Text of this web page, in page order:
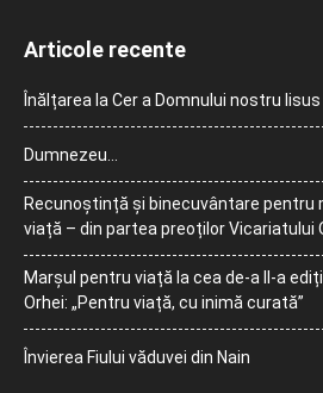
Articole recente
Înălțarea la Cer a Domnului nostru
Dumnezeu…
Recunoștință și binecuvântare pentru
viață – din partea preoților Vicariatului
Marșul pentru viață la cea de-a II-a
Orhei: „Pentru viață, cu inimă curată”
Învierea Fiului văduvei din Nain